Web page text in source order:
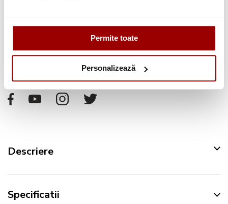
Permite toate
Personalizează
Pana la12 ratefara dobanda
Urmareste-ne pe:
Descriere
Specificatii